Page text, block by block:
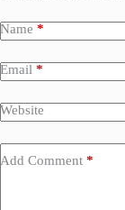
Name *
Email *
Website
Add Comment *